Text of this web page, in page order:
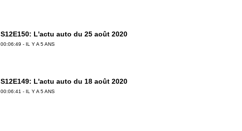
S12E150: L'actu auto du 25 août 2020
00:06:49 - IL Y A 5 ANS
S12E149: L'actu auto du 18 août 2020
00:06:41 - IL Y A 5 ANS